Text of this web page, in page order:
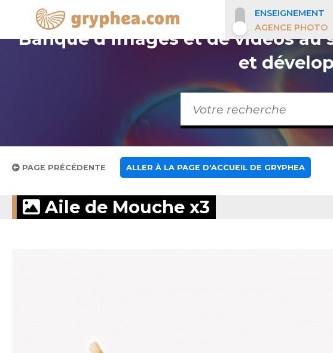
ENSEIGNEMENT
AGENCE PHOTO
Banque d’images et de vidéos
et
PAGE PRÉCÉDENTE ALLER À LA PAGE D'ACCUEIL DE GRYPHEA
Aile de Mouche x3